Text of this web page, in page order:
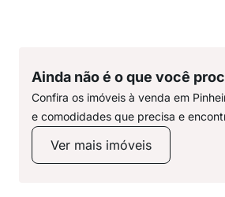
Ainda não é o que você
Confira os imóveis à venda em
e comodidades que precisa e
Ver mais imóveis